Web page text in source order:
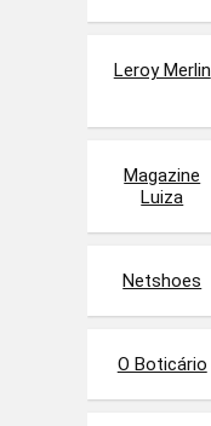
Leroy Merlin
Magazine
Luiza
Netshoes
O Boticário